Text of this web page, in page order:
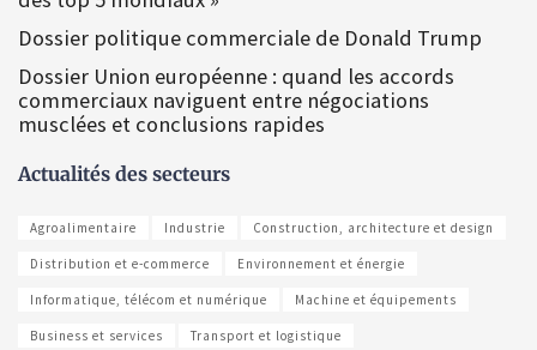
Dossier politique commerciale de Donald Trump
Dossier Union européenne : quand les accords
commerciaux naviguent entre négociations
musclées et conclusions rapides
Actualités des secteurs
Agroalimentaire Industrie Construction, architecture et design
Distribution et e-commerce Environnement et énergie
Informatique, télécom et numérique Machine et équipements
Business et services Transport et logistique